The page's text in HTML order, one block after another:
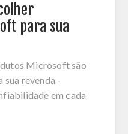
para sua
Microsoft são
sua revenda -
em cada